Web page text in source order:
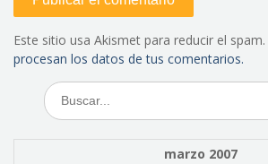
Este sitio usa Akismet para reducir el spam.
procesan los datos de tus comentarios.
Buscar:
marzo 2007